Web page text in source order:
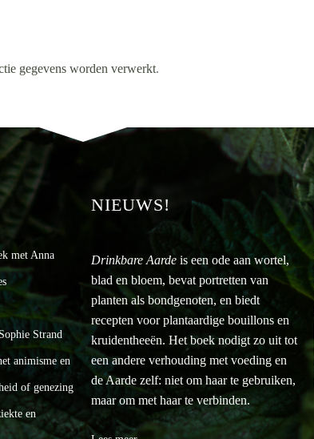
gegevens worden verwerkt.
met Anna
Strand
animisme en
of genezing
en
NIEUWS!
Drinkbare Aarde is een ode aan wortel,
blad en bloem, bevat portretten van
planten als bondgenoten, en biedt
recepten voor plantaardige bouillons en
kruidentheeën. Het boek nodigt zo uit tot
een andere verhouding met voeding en
de Aarde zelf: niet om haar te gebruiken,
maar om met haar te verbinden.